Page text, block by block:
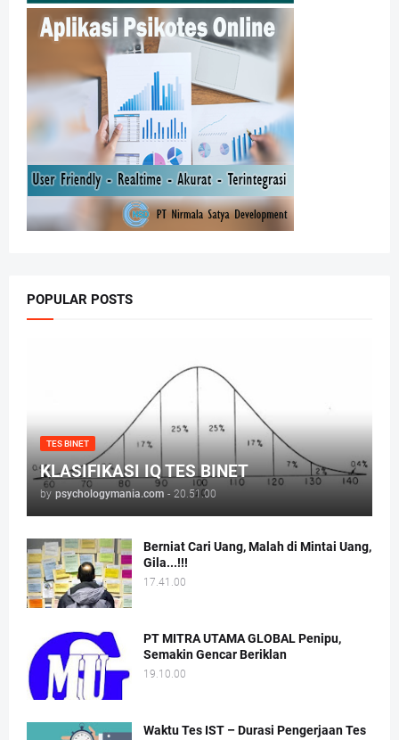
POPULAR POSTS
TES BINET
KLASIFIKASI IQ TES BINET
by psychologymania.com - 20.51.00
Berniat Cari Uang, Malah di Mintai Uang,
Gila...!!!
17.41.00
PT MITRA UTAMA GLOBAL Penipu,
Semakin Gencar Beriklan
19.10.00
Waktu Tes IST – Durasi Pengerjaan Tes